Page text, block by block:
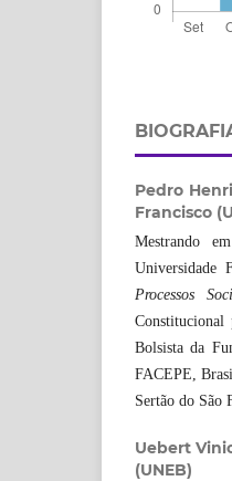
Pedro
Francisco
Mestrando
Universidade
Processos
Constitucional
Bolsista da
FACEPE,
Sertão do São
Uebert
(UNEB)